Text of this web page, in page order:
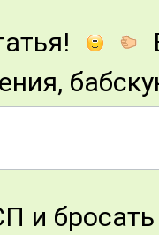
и бросать